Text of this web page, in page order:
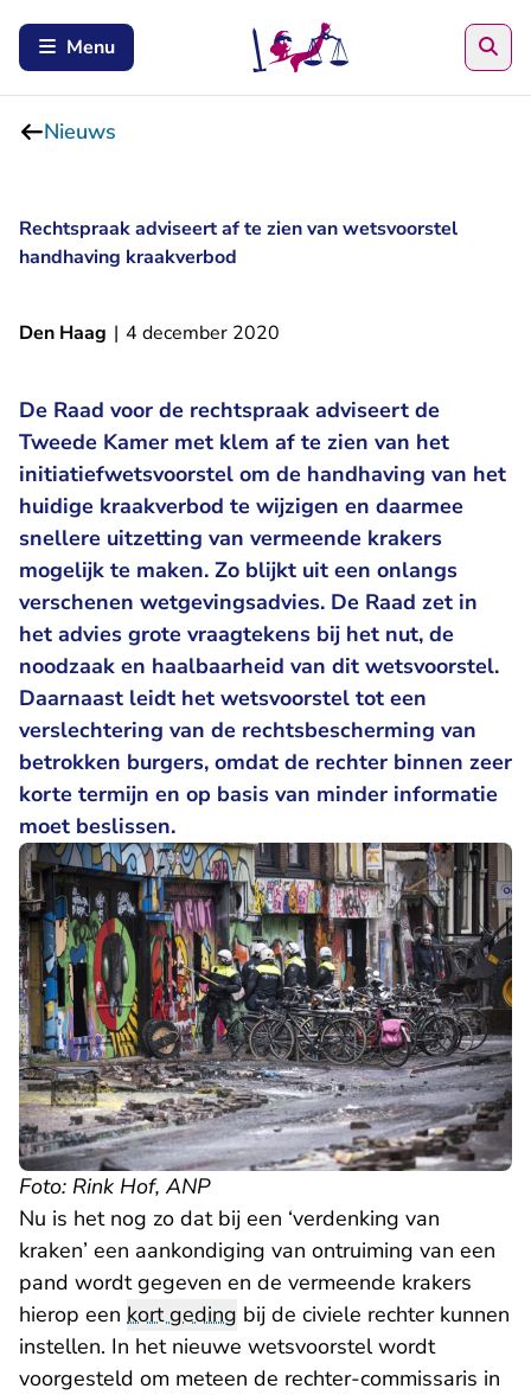
Menu
Nieuws
Rechtspraak adviseert af te zien van wetsvoorstel
handhaving kraakverbod
Den Haag | 4 december 2020
De Raad voor de rechtspraak adviseert de
Tweede Kamer met klem af te zien van het
initiatiefwetsvoorstel om de handhaving van het
huidige kraakverbod te wijzigen en daarmee
snellere uitzetting van vermeende krakers
mogelijk te maken. Zo blijkt uit een onlangs
verschenen wetgevingsadvies. De Raad zet in
het advies grote vraagtekens bij het nut, de
noodzaak en haalbaarheid van dit wetsvoorstel.
Daarnaast leidt het wetsvoorstel tot een
verslechtering van de rechtsbescherming van
betrokken burgers, omdat de rechter binnen zeer
korte termijn en op basis van minder informatie
moet beslissen.
Foto: Rink Hof, ANP
Nu is het nog zo dat bij een ‘verdenking van
kraken’ een aankondiging van ontruiming van een
pand wordt gegeven en de vermeende krakers
hierop een kort geding bij de civiele rechter kunnen
instellen. In het nieuwe wetsvoorstel wordt
voorgesteld om meteen de rechter-commissaris in